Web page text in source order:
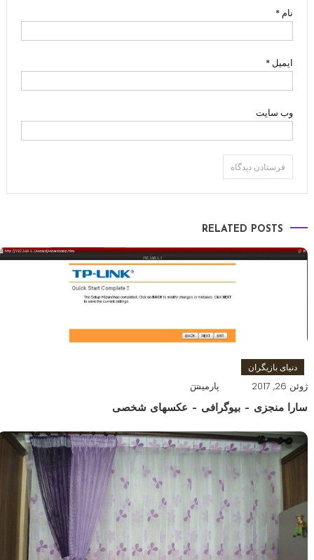
نام *
ایمیل *
وب‌ سایت
RELATED POSTS
دنیای بازیگران
ژوئن 26, 2017 پارمیس
سارا منجزی – بیوگرافی – عکسهای شخصی